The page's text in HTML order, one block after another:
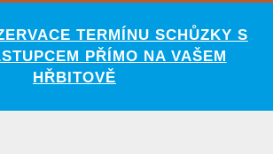
TERMÍNU SCHŮZKY S
PŘÍMO NA VAŠEM
HŘBITOVĚ